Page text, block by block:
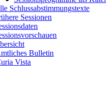
Schlussabstimmungstexte
Sessionen
Bulletin
Vista